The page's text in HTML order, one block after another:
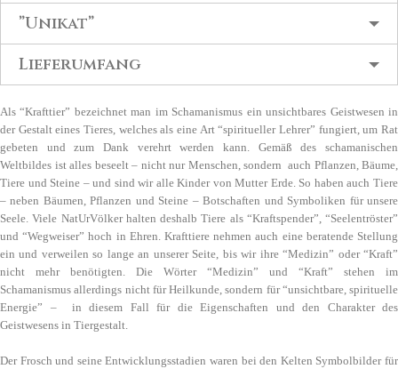
”Unikat”
Lieferumfang
Als “Krafttier” bezeichnet man im Schamanismus ein unsichtbares Geistwesen in
der Gestalt eines Tieres, welches als eine Art “spiritueller Lehrer” fungiert, um Rat
gebeten und zum Dank verehrt werden kann. Gemäß des schamanischen
Weltbildes ist alles beseelt – nicht nur Menschen, sondern auch Pflanzen, Bäume,
Tiere und Steine – und sind wir alle Kinder von Mutter Erde. So haben auch Tiere
– neben Bäumen, Pflanzen und Steine – Botschaften und Symboliken für unsere
Seele. Viele NatUrVölker halten deshalb Tiere als “Kraftspender”, “Seelentröster”
und “Wegweiser” hoch in Ehren. Krafttiere nehmen auch eine beratende Stellung
ein und verweilen so lange an unserer Seite, bis wir ihre “Medizin” oder “Kraft”
nicht mehr benötigten. Die Wörter “Medizin” und “Kraft” stehen im
Schamanismus allerdings nicht für Heilkunde, sondern für “unsichtbare, spirituelle
Energie” – in diesem Fall für die Eigenschaften und den Charakter des
Geistwesens in Tiergestalt.
Der Frosch und seine Entwicklungsstadien waren bei den Kelten Symbolbilder für